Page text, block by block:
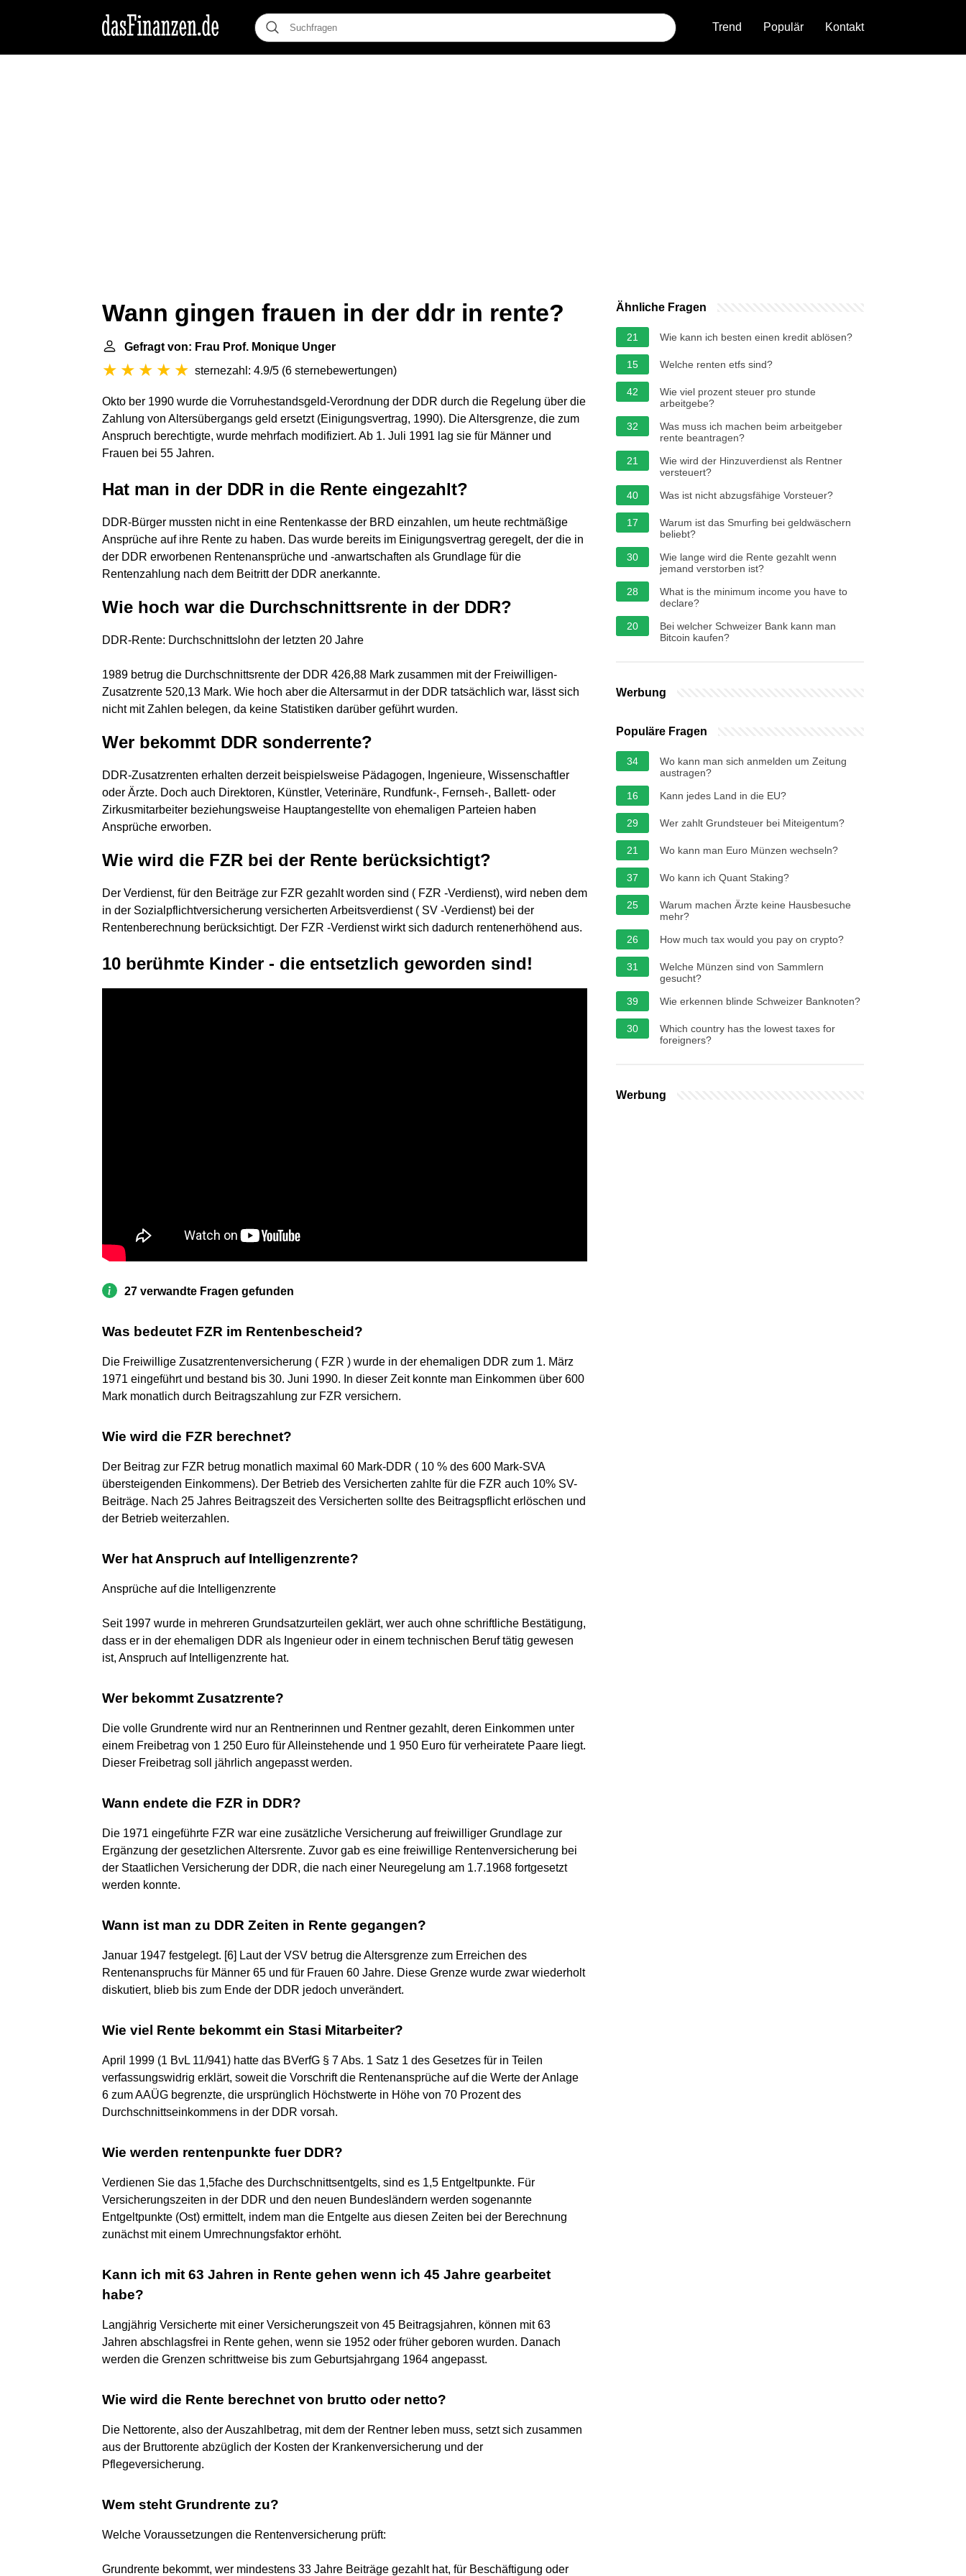
Trend Populär Kontakt
Wann gingen frauen in der ddr in rente?
Gefragt von: Frau Prof. Monique Unger
sternezahl: 4.9/5 (6 sternebewertungen)
Okto ber 1990 wurde die Vorruhestandsgeld-Verordnung der DDR durch die Regelung über die
Zahlung von Altersübergangs geld ersetzt (Einigungsvertrag, 1990). Die Altersgrenze, die zum
Anspruch berechtigte, wurde mehrfach modifiziert. Ab 1. Juli 1991 lag sie für Männer und
Frauen bei 55 Jahren.
Hat man in der DDR in die Rente eingezahlt?
DDR‑Bürger mussten nicht in eine Rentenkasse der BRD einzahlen, um heute rechtmäßige
Ansprüche auf ihre Rente zu haben. Das wurde bereits im Einigungsvertrag geregelt, der die in
der DDR erworbenen Rentenansprüche und ‑anwartschaften als Grundlage für die
Rentenzahlung nach dem Beitritt der DDR anerkannte.
Wie hoch war die Durchschnittsrente in der DDR?
DDR-Rente: Durchschnittslohn der letzten 20 Jahre
1989 betrug die Durchschnittsrente der DDR 426,88 Mark zusammen mit der Freiwilligen-
Zusatzrente 520,13 Mark. Wie hoch aber die Altersarmut in der DDR tatsächlich war, lässt sich
nicht mit Zahlen belegen, da keine Statistiken darüber geführt wurden.
Wer bekommt DDR sonderrente?
DDR-Zusatzrenten erhalten derzeit beispielsweise Pädagogen, Ingenieure, Wissenschaftler
oder Ärzte. Doch auch Direktoren, Künstler, Veterinäre, Rundfunk-, Fernseh-, Ballett- oder
Zirkusmitarbeiter beziehungsweise Hauptangestellte von ehemaligen Parteien haben
Ansprüche erworben.
Wie wird die FZR bei der Rente berücksichtigt?
Der Verdienst, für den Beiträge zur FZR gezahlt worden sind ( FZR -Verdienst), wird neben dem
in der Sozialpflichtversicherung versicherten Arbeitsverdienst ( SV -Verdienst) bei der
Rentenberechnung berücksichtigt. Der FZR -Verdienst wirkt sich dadurch rentenerhöhend aus.
10 berühmte Kinder - die entsetzlich geworden sind!
27 verwandte Fragen gefunden
Was bedeutet FZR im Rentenbescheid?
Die Freiwillige Zusatzrentenversicherung ( FZR ) wurde in der ehemaligen DDR zum 1. März
1971 eingeführt und bestand bis 30. Juni 1990. In dieser Zeit konnte man Einkommen über 600
Mark monatlich durch Beitragszahlung zur FZR versichern.
Wie wird die FZR berechnet?
Der Beitrag zur FZR betrug monatlich maximal 60 Mark-DDR ( 10 % des 600 Mark-SVA
übersteigenden Einkommens). Der Betrieb des Versicherten zahlte für die FZR auch 10% SV-
Beiträge. Nach 25 Jahres Beitragszeit des Versicherten sollte des Beitragspflicht erlöschen und
der Betrieb weiterzahlen.
Wer hat Anspruch auf Intelligenzrente?
Ansprüche auf die Intelligenzrente
Seit 1997 wurde in mehreren Grundsatzurteilen geklärt, wer auch ohne schriftliche Bestätigung,
dass er in der ehemaligen DDR als Ingenieur oder in einem technischen Beruf tätig gewesen
ist, Anspruch auf Intelligenzrente hat.
Wer bekommt Zusatzrente?
Die volle Grundrente wird nur an Rentnerinnen und Rentner gezahlt, deren Einkommen unter
einem Freibetrag von 1 250 Euro für Alleinstehende und 1 950 Euro für verheiratete Paare liegt.
Dieser Freibetrag soll jährlich angepasst werden.
Wann endete die FZR in DDR?
Die 1971 eingeführte FZR war eine zusätzliche Versicherung auf freiwilliger Grundlage zur
Ergänzung der gesetzlichen Altersrente. Zuvor gab es eine freiwillige Rentenversicherung bei
der Staatlichen Versicherung der DDR, die nach einer Neuregelung am 1.7.1968 fortgesetzt
werden konnte.
Wann ist man zu DDR Zeiten in Rente gegangen?
Januar 1947 festgelegt. [6] Laut der VSV betrug die Altersgrenze zum Erreichen des
Rentenanspruchs für Männer 65 und für Frauen 60 Jahre. Diese Grenze wurde zwar wiederholt
diskutiert, blieb bis zum Ende der DDR jedoch unverändert.
Wie viel Rente bekommt ein Stasi Mitarbeiter?
April 1999 (1 BvL 11/941) hatte das BVerfG § 7 Abs. 1 Satz 1 des Gesetzes für in Teilen
verfassungswidrig erklärt, soweit die Vorschrift die Rentenansprüche auf die Werte der Anlage
6 zum AAÜG begrenzte, die ursprünglich Höchstwerte in Höhe von 70 Prozent des
Durchschnittseinkommens in der DDR vorsah.
Wie werden rentenpunkte fuer DDR?
Verdienen Sie das 1,5fache des Durchschnittsentgelts, sind es 1,5 Entgeltpunkte. Für
Versicherungszeiten in der DDR und den neuen Bundesländern werden sogenannte
Entgeltpunkte (Ost) ermittelt, indem man die Entgelte aus diesen Zeiten bei der Berechnung
zunächst mit einem Umrechnungsfaktor erhöht.
Kann ich mit 63 Jahren in Rente gehen wenn ich 45 Jahre gearbeitet
habe?
Langjährig Versicherte mit einer Versicherungszeit von 45 Beitragsjahren, können mit 63
Jahren abschlagsfrei in Rente gehen, wenn sie 1952 oder früher geboren wurden. Danach
werden die Grenzen schrittweise bis zum Geburtsjahrgang 1964 angepasst.
Wie wird die Rente berechnet von brutto oder netto?
Die Nettorente, also der Auszahlbetrag, mit dem der Rentner leben muss, setzt sich zusammen
aus der Bruttorente abzüglich der Kosten der Krankenversicherung und der
Pflegeversicherung.
Wem steht Grundrente zu?
Welche Voraussetzungen die Rentenversicherung prüft:
Grundrente bekommt, wer mindestens 33 Jahre Beiträge gezahlt hat, für Beschäftigung oder
Ähnliche Fragen
21 Wie kann ich besten einen kredit ablösen?
15 Welche renten etfs sind?
42
Wie viel prozent steuer pro stunde
arbeitgebe?
32
Was muss ich machen beim arbeitgeber
rente beantragen?
21
Wie wird der Hinzuverdienst als Rentner
versteuert?
40
Was ist nicht abzugsfähige Vorsteuer?
17
Warum ist das Smurfing bei geldwäschern
beliebt?
30
Wie lange wird die Rente gezahlt wenn
jemand verstorben ist?
28
What is the minimum income you have to
declare?
20
Bei welcher Schweizer Bank kann man
Bitcoin kaufen?
Werbung
Populäre Fragen
34
Wo kann man sich anmelden um Zeitung
austragen?
16
Kann jedes Land in die EU?
29 Wer zahlt Grundsteuer bei Miteigentum?
21 Wo kann man Euro Münzen wechseln?
37 Wo kann ich Quant Staking?
25
Warum machen Ärzte keine Hausbesuche
mehr?
26
How much tax would you pay on crypto?
31
Welche Münzen sind von Sammlern
gesucht?
39
Wie erkennen blinde Schweizer Banknoten?
30
Which country has the lowest taxes for
foreigners?
Werbung